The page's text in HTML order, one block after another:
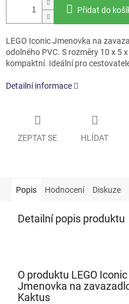
Přidat do
LEGO Iconic Jmenovka na
odolného PVC. S rozměry 10 x 5
kompaktní. Ideální pro
Detailní informace
ZEPTAT SE HLÍDAT
Popis Hodnocení Diskuze
Detailní popis produktu
O produktu LEGO Iconic
Jmenovka na
Kaktus